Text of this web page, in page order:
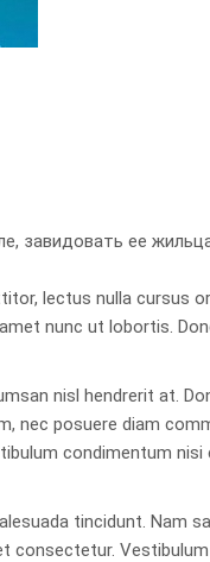
завидовать ее
lectus nulla cursus
nunc ut lobortis.
nisl hendrerit at.
nec posuere diam
condimentum nisi
tincidunt. Nam
consectetur.